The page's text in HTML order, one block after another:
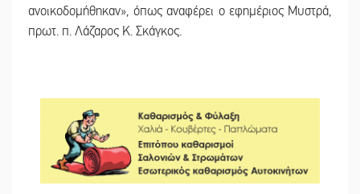
ανοικοδομήθηκαν», όπως αναφέρει ο εφημέριος Μυστρά,
πρωτ. π. Λάζαρος Κ. Σκάγκος.